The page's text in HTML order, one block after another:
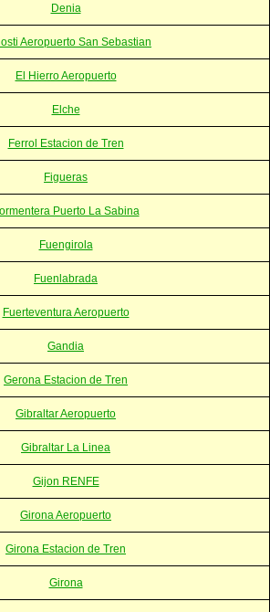
Denia
Aeropuerto San Sebastian
El Hierro Aeropuerto
Elche
Ferrol Estacion de Tren
Figueras
Puerto La Sabina
Fuengirola
Fuenlabrada
Fuerteventura Aeropuerto
Gandia
Gerona Estacion de Tren
Gibraltar Aeropuerto
Gibraltar La Linea
Gijon RENFE
Girona Aeropuerto
Girona Estacion de Tren
Girona